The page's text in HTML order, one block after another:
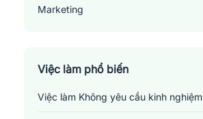
Marketing
Tài chính - Đầu tư - Chứng khoán
Xây dựng
Việc làm phổ biến
Việc làm Không yêu cầu kinh nghiệm